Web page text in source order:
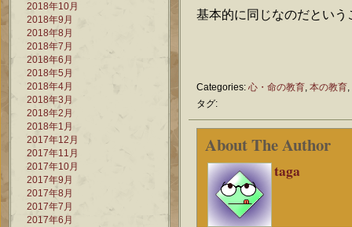
2018年10月
2018年9月
2018年8月
2018年7月
2018年6月
2018年5月
2018年4月
2018年3月
2018年2月
2018年1月
2017年12月
2017年11月
2017年10月
2017年9月
2017年8月
2017年7月
2017年6月
基本的に同じなのだという
Categories: 心・命の教育 本の教育
タグ:
About The Author
taga